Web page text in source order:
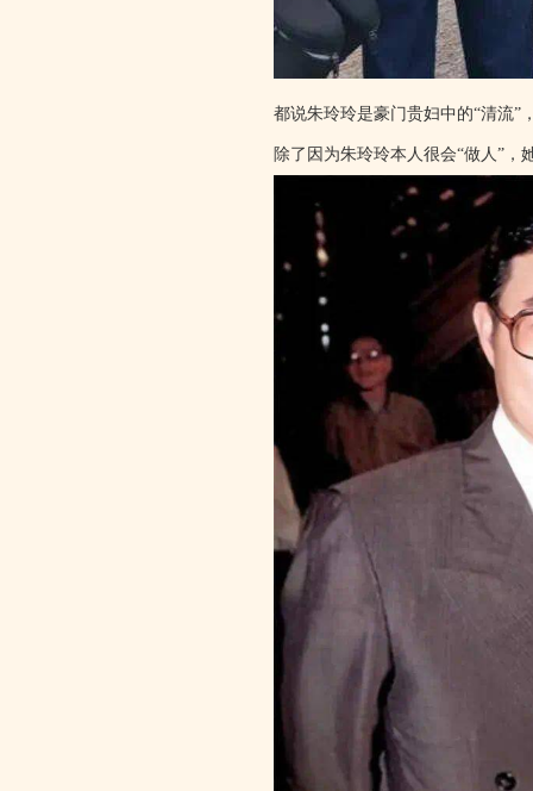
都说朱玲玲是豪门贵妇中的“清流”
除了因为朱玲玲本人很会“做人”，